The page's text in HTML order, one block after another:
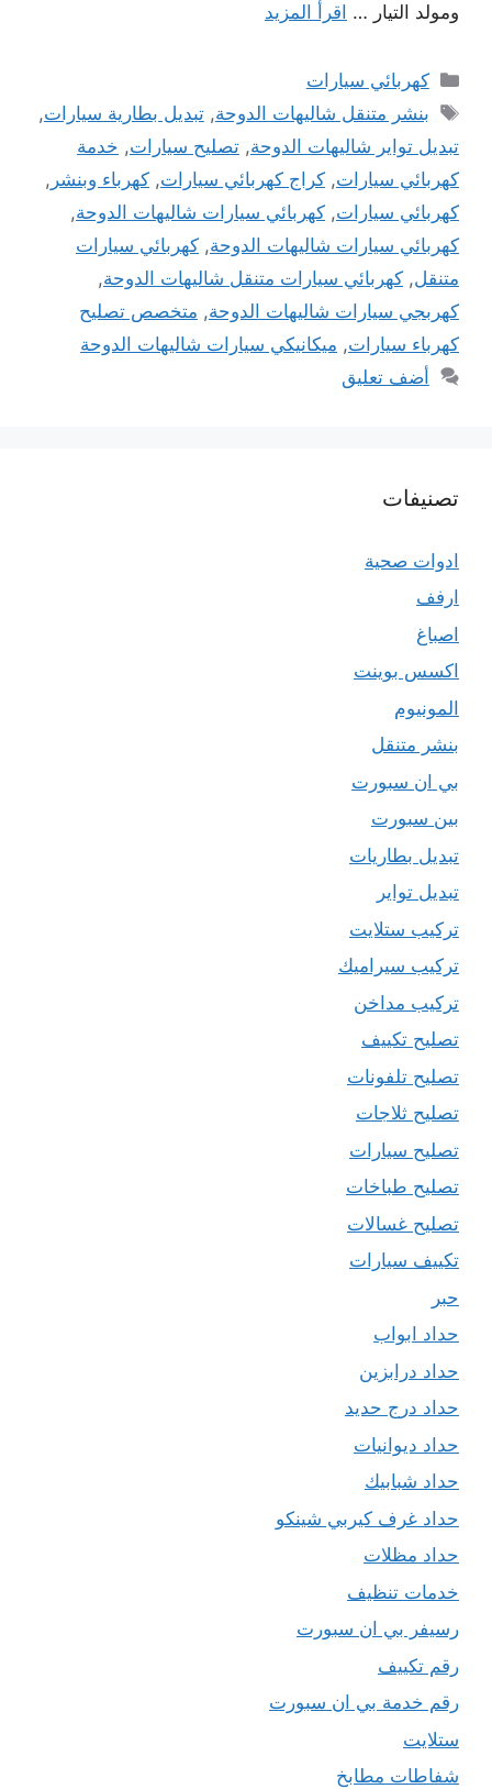
ومولد التيار … اقرأ المزيد
التصنيفات
كهربائي سيارات
الوسوم
بنشر متنقل شاليهات الدوحة,تبديل بطارية سيارات,
تبديل تواير شاليهات الدوحة, تصليح سيارات, خدمة
كهربائي سيارات, كراج كهربائي سيارات, كهرباء وبنشر ,
كهربائي سيارات, كهربائي سيارات شاليهات الدوحة,
كهربائي سيارات شاليهات الدوحة, كهربائي سيارات
متنقل, كهربائي سيارات متنقل شاليهات الدوحة,
كهربجي سيارات شاليهات الدوحة, متخصص تصليح
كهرباء سيارات, ميكانيكي سيارات شاليهات الدوحة
أضف تعليق
تصنيفات
ادوات صحية
ارفف
اصباغ
اكسس بوينت
المونيوم
بنشر متنقل
بي ان سبورت
بين سبورت
تبديل بطاريات
تبديل تواير
تركيب ستلايت
تركيب سيراميك
تركيب مداخن
تصليح تكييف
تصليح تلفونات
تصليح ثلاجات
تصليح سيارات
تصليح طباخات
تصليح غسالات
تكييف سيارات
حبر
حداد ابواب
حداد درابزين
حداد درج حديد
حداد ديوانيات
حداد شبابيك
حداد غرف كيربي شينكو
حداد مظلات
خدمات تنظيف
رسيفر بي ان سبورت
رقم تكييف
رقم خدمة بي ان سبورت
ستلايت
شفاطات مطابخ